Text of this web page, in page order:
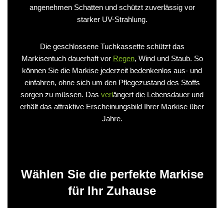
angenehmen Schatten und schützt zuverlässig vor
starker UV-Strahlung.
Die geschlossene Tuchkassette schützt das
Markisentuch dauerhaft vor Regen, Wind und Staub. So
können Sie die Markise jederzeit bedenkenlos aus- und
einfahren, ohne sich um den Pflegezustand des Stoffs
sorgen zu müssen. Das verlängert die Lebensdauer und
erhält das attraktive Erscheinungsbild Ihrer Markise über
Jahre.
Wählen Sie die perfekte Markise
für Ihr Zuhause